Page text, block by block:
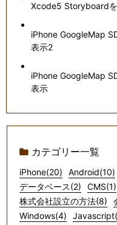
Xcode5 Storyboard
iPhone GoogleMap
表示2
iPhone GoogleMap
表示
カテゴリー一覧
iPhone(20) Android(10)
データベース(2)
CMS(1)
株式会社設立の方法(8)
Windows(4)